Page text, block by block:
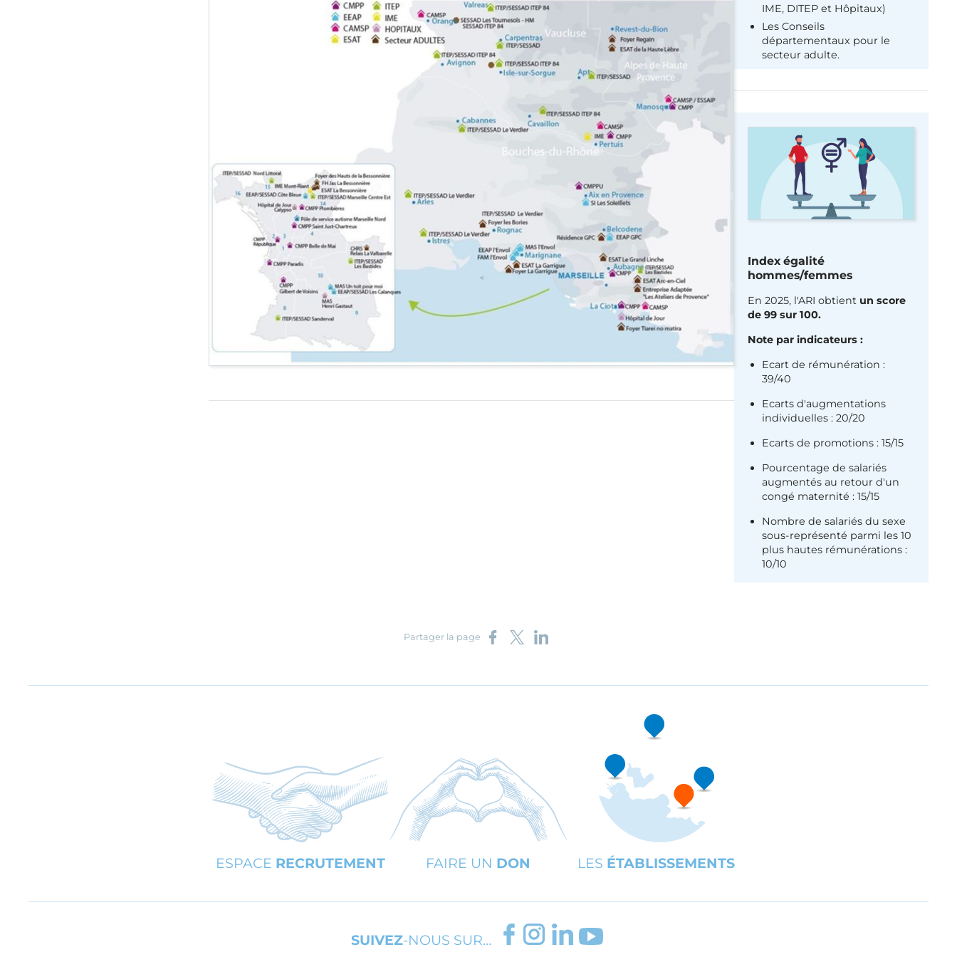
IME, DITEP et Hôpitaux)
Les Conseils
départementaux pour le
secteur adulte.
Index égalité
hommes/femmes
En 2025, l'ARI obtient un score
de 99 sur 100.
Note par indicateurs :
Ecart de rémunération :
39/40
Ecarts d'augmentations
individuelles : 20/20
Ecarts de promotions : 15/15
Pourcentage de salariés
augmentés au retour d'un
congé maternité : 15/15
Nombre de salariés du sexe
sous-représenté parmi les 10
plus hautes rémunérations :
10/10
Partager la page Partager sur Facebook
Partager sur X
Partager sur LinkedIn
ESPACE RECRUTEMENT FAIRE UN DON LES ÉTABLISSEMENTS
SUIVEZ-NOUS SUR…
FACEBOOK
INSTAGRAM
LINKEDIN
YOUTUBE